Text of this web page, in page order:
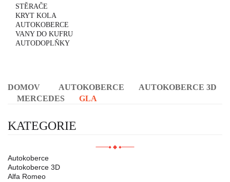
STĚRAČE
KRYT KOLA
AUTOKOBERCE
VANY DO KUFRU
AUTODOPLŇKY
DOMOV AUTOKOBERCE
AUTOKOBERCE 3D
MERCEDES
GLA
KATEGORIE
Autokoberce
Autokoberce 3D
Alfa Romeo